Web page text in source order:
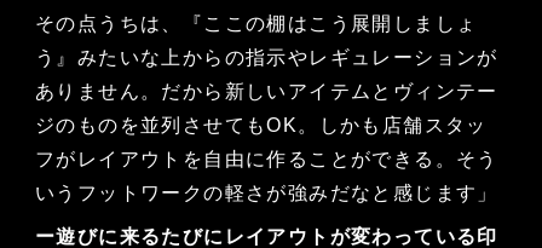
その点うちは、『ここの棚はこう展開しましょ
う』みたいな上からの指示やレギュレーションが
ありません。だから新しいアイテムとヴィンテー
ジのものを並列させてもOK。しかも店舗スタッ
フがレイアウトを自由に作ることができる。そう
いうフットワークの軽さが強みだなと感じます」
ー遊びに来るたびにレイアウトが変わっている印